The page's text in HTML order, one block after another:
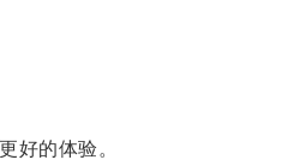
好的体验。